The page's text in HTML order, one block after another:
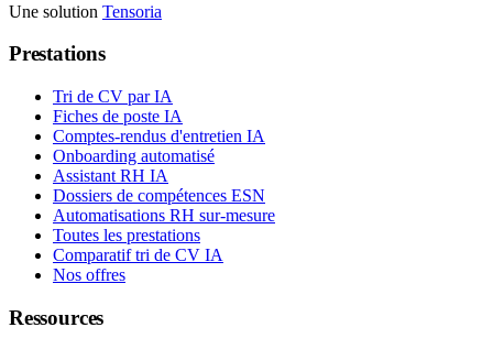
Une solution Tensoria
Prestations
Tri de CV par IA
Fiches de poste IA
Comptes-rendus d'entretien IA
Onboarding automatisé
Assistant RH IA
Dossiers de compétences ESN
Automatisations RH sur-mesure
Toutes les prestations
Comparatif tri de CV IA
Nos offres
Ressources